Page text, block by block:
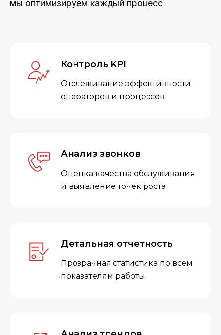
мы оптимизируем каждый процесс
Контроль KPI
Отслеживание эффективности
операторов и процессов
Анализ звонков
Оценка качества обслуживания
и выявление точек роста
Детальная отчетность
Прозрачная статистика по всем
показателям работы